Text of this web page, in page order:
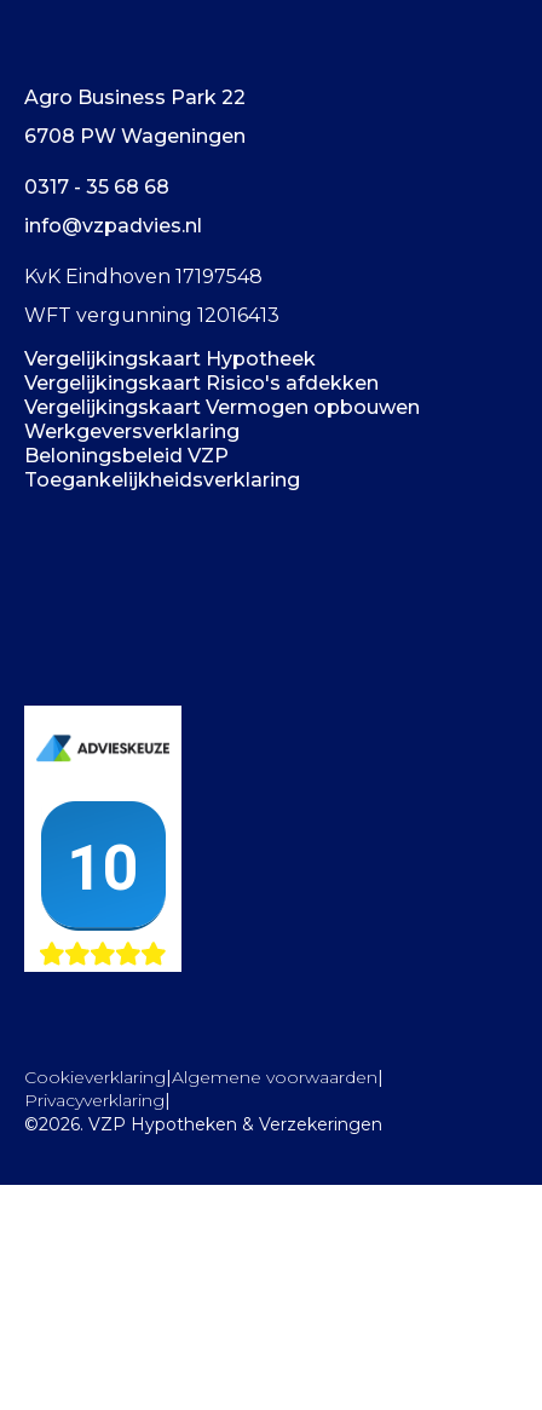
Agro Business Park 22
6708 PW Wageningen
0317 - 35 68 68
info@vzpadvies.nl
KvK Eindhoven 17197548
WFT vergunning 12016413
Vergelijkingskaart Hypotheek
Vergelijkingskaart Risico's afdekken
Vergelijkingskaart Vermogen opbouwen
Werkgeversverklaring
Beloningsbeleid VZP
Toegankelijkheidsverklaring
Cookieverklaring|Algemene voorwaarden|
Privacyverklaring|
©2026. VZP Hypotheken & Verzekeringen